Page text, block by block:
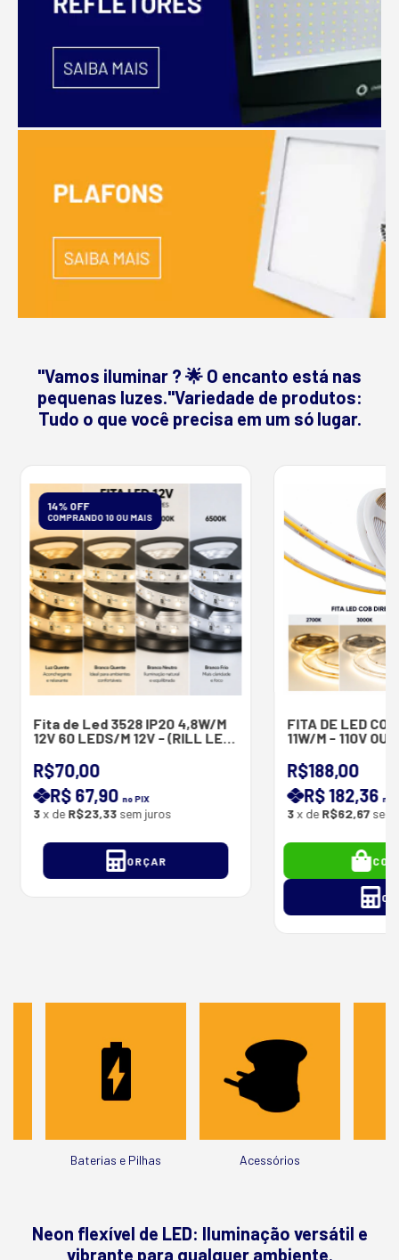
"Vamos iluminar ? 🌟 O encanto está nas
pequenas luzes."Variedade de produtos:
Tudo o que você precisa em um só lugar.
14% OFF
COMPRANDO 10 OU MAIS
Fita de Led 3528 IP20 4,8W/M
12V 60 LEDS/M 12V - (RILL LED
R$70,00
R$ 67,90no PIX
3 x deR$23,33 sem juros
ORÇAR
FITA DE LED
11W/M - 110V OU
10M
R$188,00
R$ 182,36no
3 x deR$62,67sem
Baterias e Pilhas Acessórios
Neon flexível de LED: Iluminação versátil e
vibrante para qualquer ambiente.